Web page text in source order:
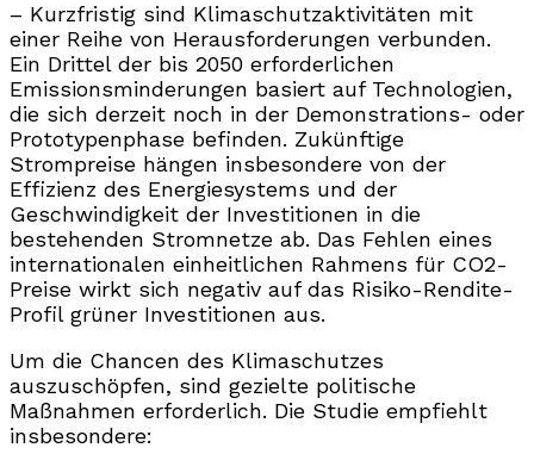
– Kurzfristig sind Klimaschutzaktivitäten mit
einer Reihe von Herausforderungen verbunden.
Ein Drittel der bis 2050 erforderlichen
Emissionsminderungen basiert auf Technologien,
die sich derzeit noch in der Demonstrations- oder
Prototypenphase befinden. Zukünftige
Strompreise hängen insbesondere von der
Effizienz des Energiesystems und der
Geschwindigkeit der Investitionen in die
bestehenden Stromnetze ab. Das Fehlen eines
internationalen einheitlichen Rahmens für CO2-
Preise wirkt sich negativ auf das Risiko-Rendite-
Profil grüner Investitionen aus.
Um die Chancen des Klimaschutzes
auszuschöpfen, sind gezielte politische
Maßnahmen erforderlich. Die Studie empfiehlt
insbesondere: